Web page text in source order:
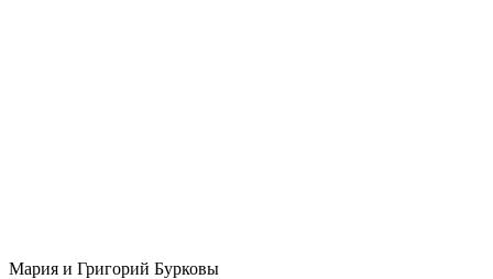
Мария и Григорий Бурковы